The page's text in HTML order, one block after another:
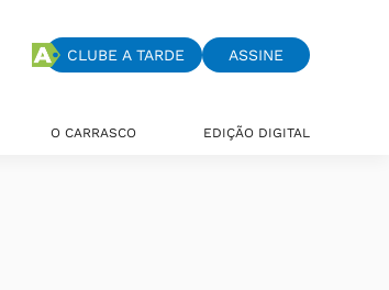
CLUBE A TARDE ASSINE
O CARRASCO EDIÇÃO DIGITAL